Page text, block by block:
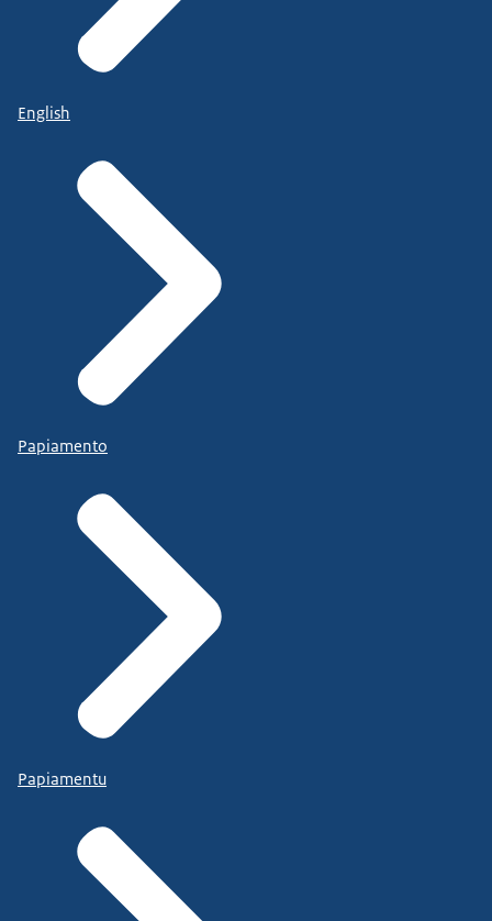
English
Papiamento
Papiamentu